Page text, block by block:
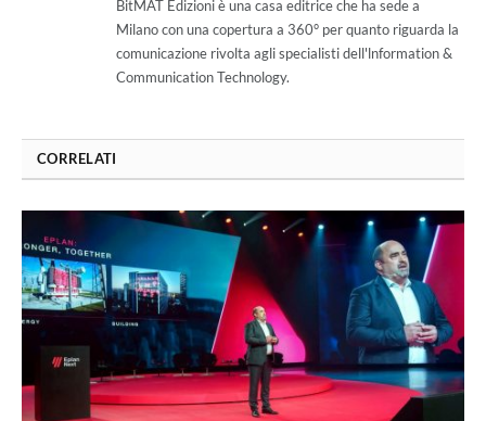
BitMAT Edizioni è una casa editrice che ha sede a
Milano con una copertura a 360° per quanto riguarda la
comunicazione rivolta agli specialisti dell'lnformation &
Communication Technology.
CORRELATI